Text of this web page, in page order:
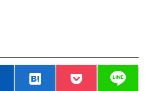
hatenabookmark line